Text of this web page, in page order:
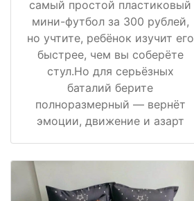
самый простой пластиковый
мини-футбол за 300 рублей,
но учтите, ребёнок изучит его
быстрее, чем вы соберёте
стул.Но для серьёзных
баталий берите
полноразмерный — вернёт
эмоции, движение и азарт